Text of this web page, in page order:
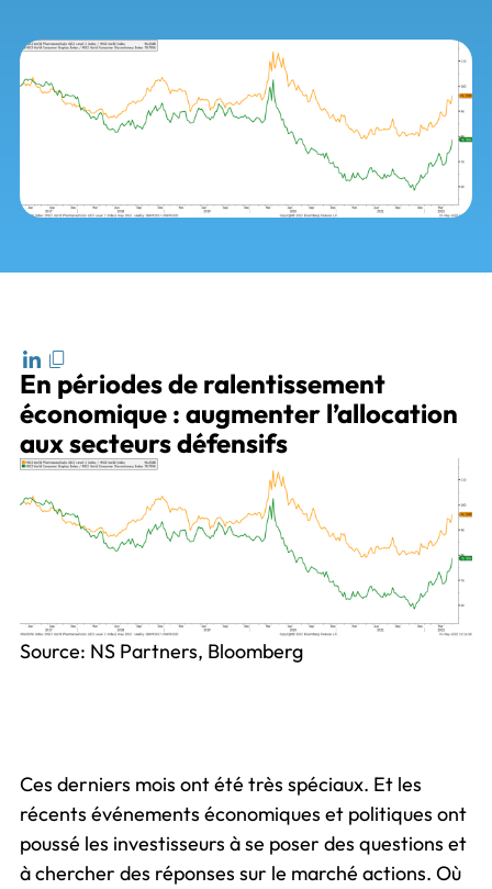
En périodes de ralentissement
économique : augmenter l’allocation
aux secteurs défensifs
Source: NS Partners, Bloomberg
Ces derniers mois ont été très spéciaux. Et les
récents événements économiques et politiques ont
poussé les investisseurs à se poser des questions et
à chercher des réponses sur le marché actions. Où